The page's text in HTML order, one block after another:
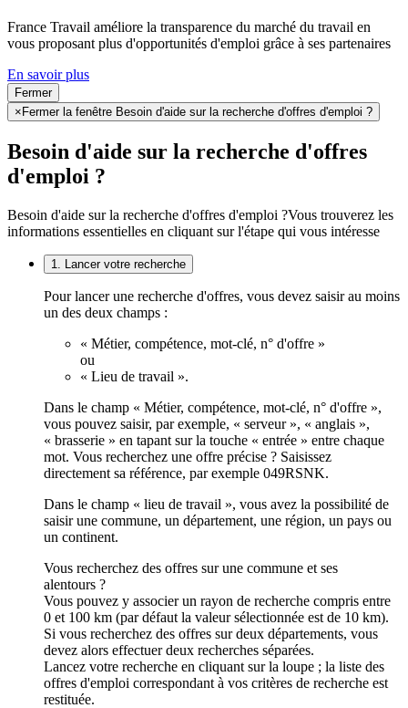
France Travail améliore la transparence du marché du travail en
vous proposant plus d'opportunités d'emploi grâce à ses partenaires
En savoir plus
Fermer
× Fermer la fenêtre Besoin d'aide sur la recherche d'offres d'emploi ?
Besoin d'aide sur la recherche d'offres
d'emploi ?
Besoin d'aide sur la recherche d'offres d'emploi ?Vous trouverez les
informations essentielles en cliquant sur l'étape qui vous intéresse
1. Lancer votre recherche
Pour lancer une recherche d'offres, vous devez saisir au moins
un des deux champs :
« Métier, compétence, mot-clé, n° d'offre »
ou
« Lieu de travail ».
Dans le champ « Métier, compétence, mot-clé, n° d'offre »,
vous pouvez saisir, par exemple, « serveur », « anglais »,
« brasserie » en tapant sur la touche « entrée » entre chaque
mot. Vous recherchez une offre précise ? Saisissez
directement sa référence, par exemple 049RSNK.
Dans le champ « lieu de travail », vous avez la possibilité de
saisir une commune, un département, une région, un pays ou
un continent.
Vous recherchez des offres sur une commune et ses
alentours ?
Vous pouvez y associer un rayon de recherche compris entre
0 et 100 km (par défaut la valeur sélectionnée est de 10 km).
Si vous recherchez des offres sur deux départements, vous
devez alors effectuer deux recherches séparées.
Lancez votre recherche en cliquant sur la loupe ; la liste des
offres d'emploi correspondant à vos critères de recherche est
restituée.